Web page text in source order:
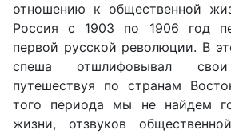
отношению к общественной
Россия с 1903 по 1906 год
первой русской революции. В
спеша отшлифовывал свои
путешествуя по странам
того периода мы не найдем
жизни, отзвуков